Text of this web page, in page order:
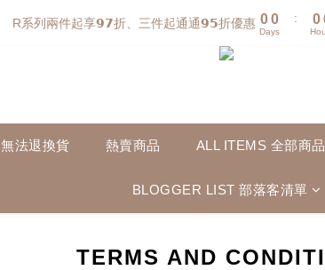
R系列兩件起享𝟵𝟳折、三件起通通𝟵𝟱折優惠 00
Days
:
0
法退換貨 熱賣商品 ALL ITEMS 全部商品
BLOGGER LIST 部落客清單
TERMS AND